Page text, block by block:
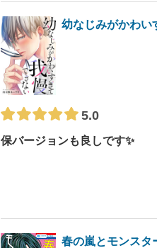
幼なじみがかわい
5.0
保バージョンも良しです✨
春の嵐とモンスタ